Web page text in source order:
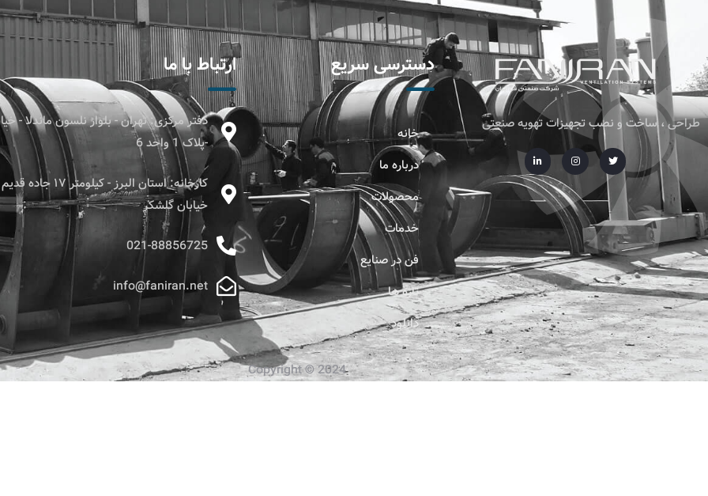
طراحی ، ساخت و نصب تجهیزات تهویه صنعتی
دسترسی سریع
خانه
درباره ما
محصولات
خدمات
فن در صنایع
تازه ها
دانلود
ارتباط با ما
دفتر مرکزی: تهران - بلوار نلسون ماندلا -
-پلاک 1 واحد 6
کارخانه: استان البرز -
خیابان گلشکر
021-88856725
info@faniran.net
Copyright © 2024